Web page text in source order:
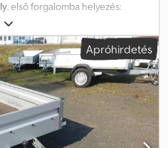
, első forgalomba helyezés:
, rakodótér szélesség:
szélesség:1 960 mm, teljes
magasrakszállító,
.1, össztömeg: 1 500 kg, nyitott
km/h, ráfutófékes, süllyesztett
és az időközi értékesítés jogát
Apróhirdetés